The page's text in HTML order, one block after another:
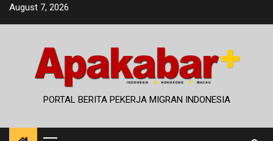
SkipAugust 7, 2026
PORTAL BERITA PEKERJA MIGRAN INDONESIA